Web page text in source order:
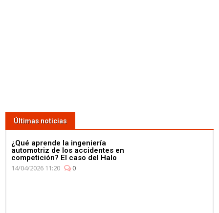
Últimas noticias
¿Qué aprende la ingeniería
automotriz de los accidentes en
competición? El caso del Halo
14/04/2026 11:20
0